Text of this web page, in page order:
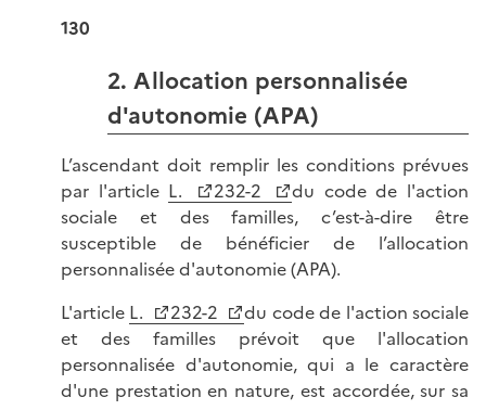
130
2. Allocation personnalisée
d'autonomie (APA)
L’ascendant doit remplir les conditions prévues
par l'article L. 232-2
du code de l'action
sociale et des familles, c’est-à-dire être
susceptible de bénéficier de l’allocation
personnalisée d'autonomie (APA).
L'article L. 232-2
du code de l'action sociale
et des familles prévoit que l'allocation
personnalisée d'autonomie, qui a le caractère
d'une prestation en nature, est accordée, sur sa